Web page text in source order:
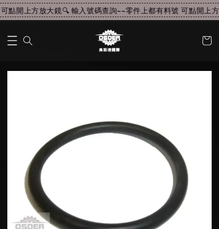
點開上方放大鏡🔍 輸入號碼查詢~~零件上都有料號 可點開上